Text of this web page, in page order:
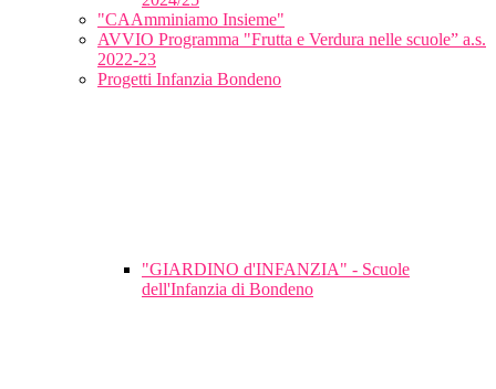
"CAAmminiamo Insieme"
AVVIO Programma "Frutta e Verdura nelle scuole” a.s.
2022-23
Progetti Infanzia Bondeno
"GIARDINO d'INFANZIA" - Scuole
dell'Infanzia di Bondeno